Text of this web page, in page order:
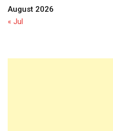
August 2026
« Jul